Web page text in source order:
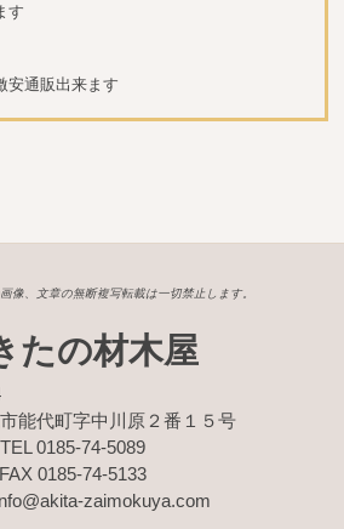
す
安通販出来ます
像、文章の無断複写転載は一切禁止します。
たの材木屋
能代町字中川原２番１５号
TEL 0185-74-5089
FAX 0185-74-5133
zaimokuya.com